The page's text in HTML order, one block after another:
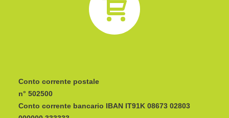
Conto corrente postale
n° 502500
Conto corrente bancario IBAN